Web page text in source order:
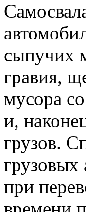
сыпучих
гравия,
мусора
и,
грузов.
при